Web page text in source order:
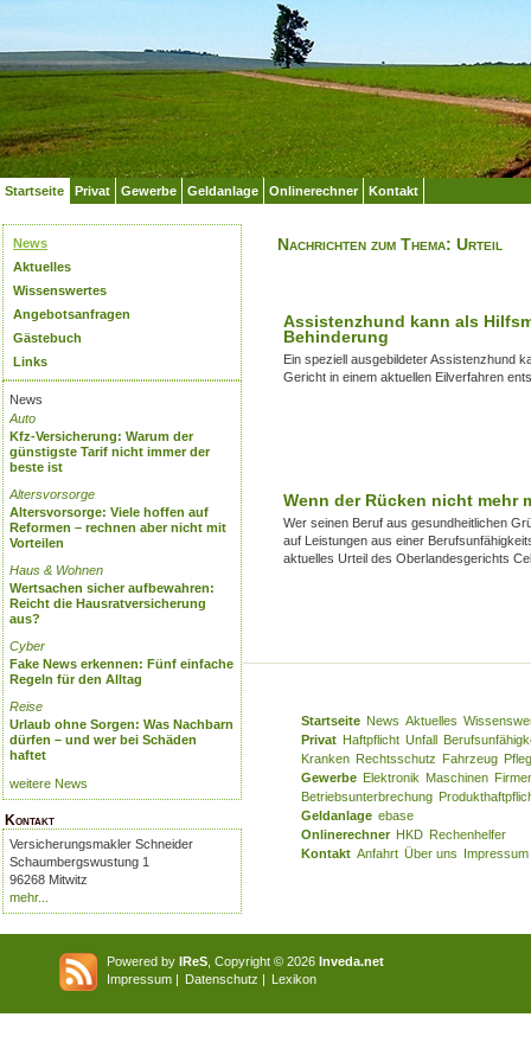
Startseite Privat Gewerbe Geldanlage Onlinerechner Kontakt
News
Aktuelles
Wissenswertes
Angebotsanfragen
Gästebuch
Links
News
Auto
Kfz-Versicherung: Warum der
günstigste Tarif nicht immer der
beste ist
Altersvorsorge
Altersvorsorge: Viele hoffen auf
Reformen – rechnen aber nicht mit
Vorteilen
Haus & Wohnen
Wertsachen sicher aufbewahren:
Reicht die Hausratversicherung
aus?
Cyber
Fake News erkennen: Fünf einfache
Regeln für den Alltag
Reise
Urlaub ohne Sorgen: Was Nachbarn
dürfen – und wer bei Schäden
haftet
weitere News
Kontakt
Versicherungsmakler Schneider
Schaumbergswustung 1
96268 Mitwitz
mehr...
Nachrichten zum Thema: Urteil
Assistenzhund kann als
Behinderung
Ein speziell ausgebildeter Assistenzhund
Gericht in einem aktuellen Eilverfahren
Wenn der Rücken nicht mehr
Wer seinen Beruf aus gesundheitlichen
auf Leistungen aus einer
aktuelles Urteil des Oberlandesgerichts
Startseite News Aktuelles
Privat Haftpflicht Unfall
Kranken Rechtsschutz Fahrzeug
Gewerbe Elektronik Maschinen
Betriebsunterbrechung
Geldanlage ebase
Onlinerechner HKD Rechenhelfer
Kontakt Anfahrt Über uns Impressum
Powered by IReS , Copyright © 2026 Inveda.net
Impressum | Datenschutz | Lexikon